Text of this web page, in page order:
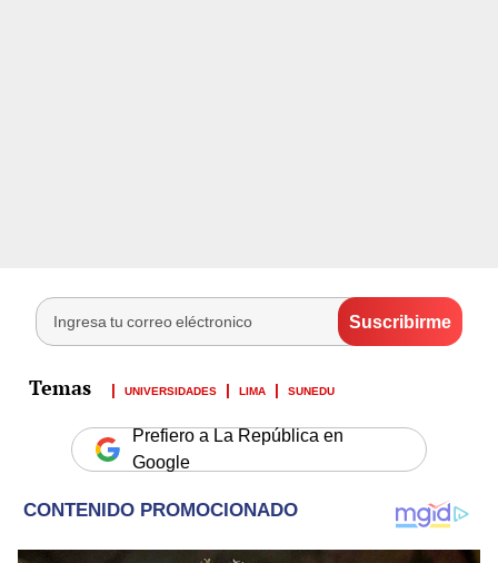
UNIVERSIDADES LIMA SUNEDU
Prefiero a La República en
Google